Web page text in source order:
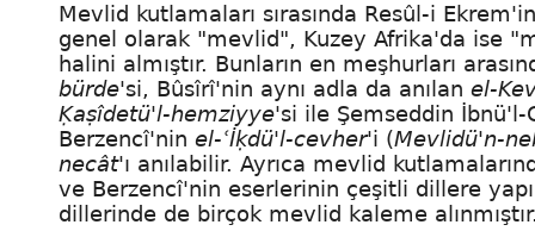
Mevlid kutlamaları sırasında Resûl-i
genel olarak "mevlid", Kuzey Afrika'da ise
halini almıştır. Bunların en meşhurları
bürde'si, Bûsîrî'nin aynı adla da anılan el-
Ḳaṣîdetü'l-hemziyye'si ile Şemseddin İbnü'l-
Berzencî'nin el-ʿİḳdü'l-cevher'i (Mevlidü'n-
necât'ı anılabilir. Ayrıca mevlid
ve Berzencî'nin eserlerinin çeşitli dillere
dillerinde de birçok mevlid kaleme